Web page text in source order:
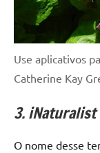
Use aplicativos
Catherine Kay
3. iNaturalist
O nome desse